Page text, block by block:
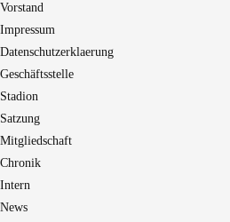
Vorstand
Impressum
Datenschutzerklaerung
Geschäftsstelle
Stadion
Satzung
Mitgliedschaft
Chronik
Intern
News